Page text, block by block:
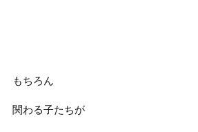
もちろん
関わる子たちが